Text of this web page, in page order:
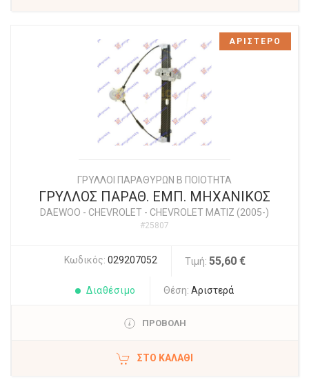
ΓΡΥΛΛΟΙ ΠΑΡΑΘΥΡΩΝ Β ΠΟΙΟΤΗΤΑ
ΓΡΥΛΛΟΣ ΠΑΡΑΘ. ΕΜΠ. ΜΗΧΑΝΙΚΟΣ
DAEWOO - CHEVROLET - CHEVROLET MATIZ (2005-)
#25807
Κωδικός: 029207052 Τιμή: 55,60 €
Διαθέσιμο Θέση: Αριστερά
ΠΡΟΒΟΛΗ
ΣΤΟ ΚΑΛΆΘΙ
ΑΡΙΣΤΕΡΟ